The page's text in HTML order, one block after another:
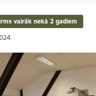
vairāk nekā 2 gadiem